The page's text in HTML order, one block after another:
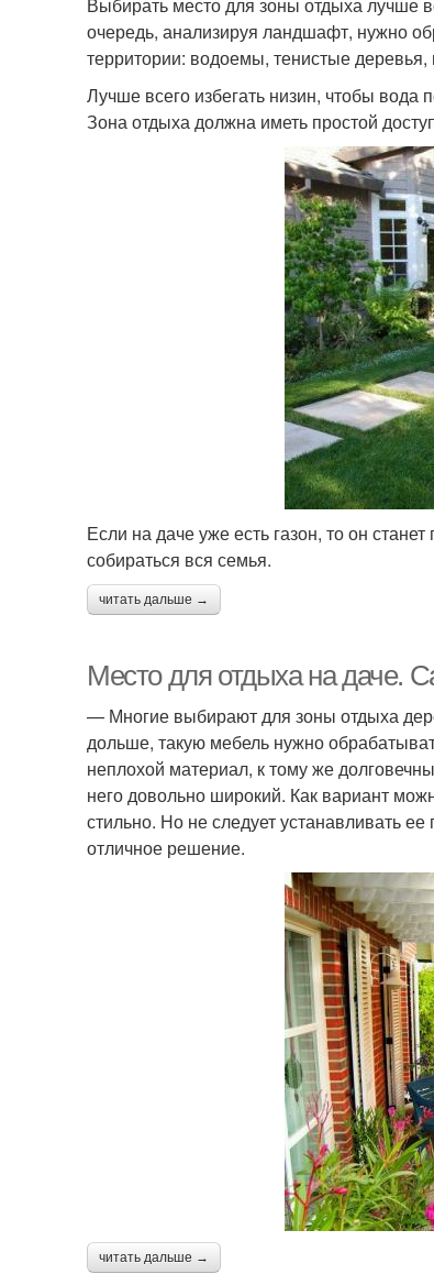
очередь, анализируя ландшафт, нужно
территории: водоемы, тенистые деревья,
Лучше всего избегать низин, чтобы
Зона отдыха должна иметь простой
Если на даче уже есть газон, то он
собираться вся семья.
читать дальше →
Место для отдыха на даче.
— Многие выбирают для зоны отдыха
дольше, такую мебель нужно
неплохой материал, к тому же
него довольно широкий. Как вариант
стильно. Но не следует устанавливать
отличное решение.
читать дальше →